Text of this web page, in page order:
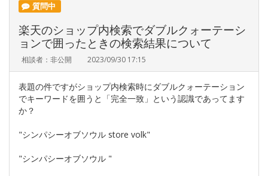
質問中
楽天のショップ内検索でダブルクォーテーシ
ョンで囲ったときの検索結果について
相談者：非公開 2023/09/30 17:15
表題の件ですがショップ内検索時にダブルクォーテーション
でキーワードを囲うと「完全一致」という認識であってます
か？
"シンパシーオブソウル store volk"
"シンパシーオブソウル "